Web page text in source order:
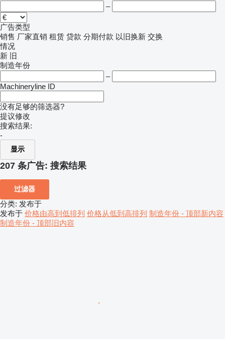
–
广告类型
销售 厂家直销 租赁 贷款 分期付款 以旧换新 交换
情况
新 旧
制造年份
–
Machineryline ID
没有足够的筛选器?
提议修改
搜索结果:
-
显示
207 条广告: 搜索结果
过滤器
分类: 发布于
发布于 价格由高到低排列 价格从低到高排列 制造年份 - 顶部新内容
制造年份 - 顶部旧内容